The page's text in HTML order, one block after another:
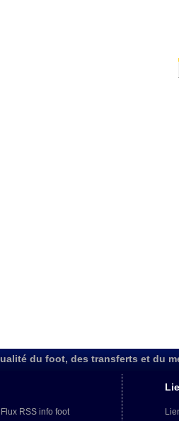
du foot, des transferts et du
Flux RSS info foot